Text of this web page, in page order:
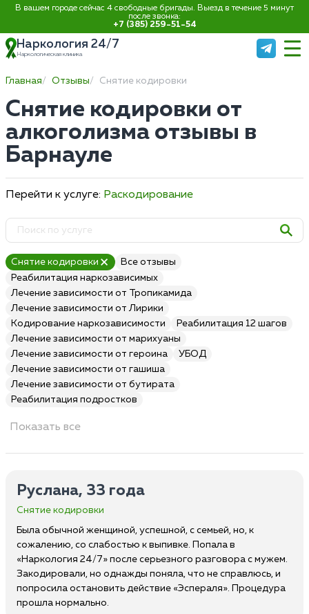
В вашем городе сейчас 4 свободные бригады. Выезд в течение 5 минут
после звонка:
+7 (385) 259-51-54
Наркология 24/7
Наркологическая клиника
Главная Отзывы Снятие кодировки
Снятие кодировки от
алкоголизма отзывы в
Барнауле
Перейти к услуге: Раскодирование
Снятие кодировки
Все отзывы
Реабилитация наркозависимых
Лечение зависимости от Тропикамида
Лечение зависимости от Лирики
Кодирование наркозависимости
Реабилитация 12 шагов
Лечение зависимости от марихуаны
Лечение зависимости от героина
УБОД
Лечение зависимости от гашиша
Лечение зависимости от бутирата
Реабилитация подростков
Показать все
Руслана, 33 года
Снятие кодировки
Была обычной женщиной, успешной, с семьей, но, к
сожалению, со слабостью к выпивке. Попала в
«Наркология 24/7» после серьезного разговора с мужем.
Закодировали, но однажды поняла, что не справлюсь, и
попросила остановить действие «Эспераля». Процедура
прошла нормально.